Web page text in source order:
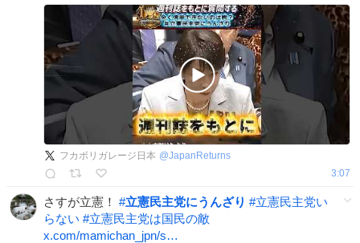
フカボリガレージ日本 @JapanReturns
3:07
さすが立憲！ #立憲民主党にうんざり #立憲民主党い
らない #立憲民主党は国民の敵
x.com/mamichan_jpn/s…